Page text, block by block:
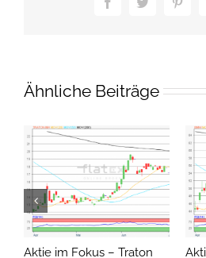
FacebookTwitter
Ähnliche Beiträge
Aktie im Fokus – Traton